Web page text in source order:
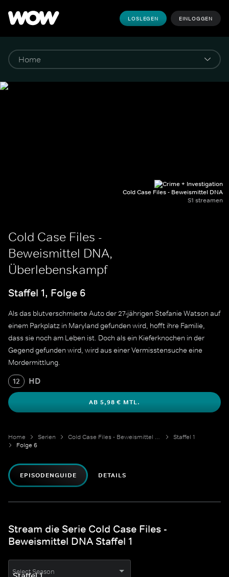
LOSLEGEN EINLOGGEN
Cold Case Files - Beweismittel DNA
S1 streamen
Cold Case Files -
Beweismittel DNA,
Überlebenskampf
Staffel 1, Folge 6
Als das blutverschmierte Auto der 27-jährigen Stefanie Watson auf
einem Parkplatz in Maryland gefunden wird, hofft ihre Familie,
dass sie noch am Leben ist. Doch als ein Kieferknochen in der
Gegend gefunden wird, wird aus einer Vermisstensuche eine
Mordermittlung.
12 HD
AB 5,98 € MTL.
Home Serien Cold Case Files - Beweismittel DNA
Staffel 1
Folge 6
EPISODENGUIDE DETAILS
Stream die Serie Cold Case Files -
Beweismittel DNA Staffel 1
Select Season